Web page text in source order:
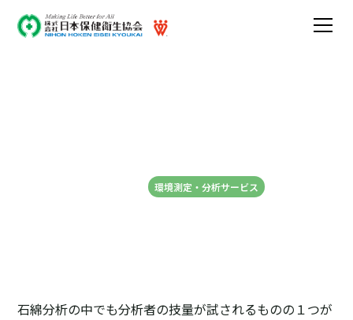
環境測定・分析サービス
石綿分析の中でも分析者の技量が試されるものの１つが